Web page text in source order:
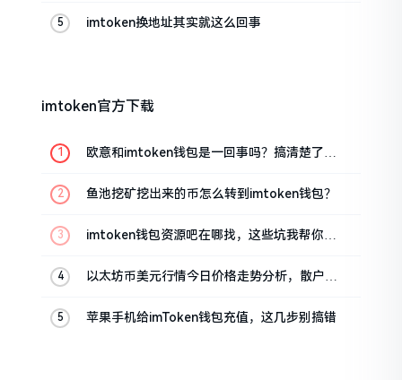
imtoken换地址其实就这么回事
imtoken官方下载
欧意和imtoken钱包是一回事吗？搞清楚了再
鱼池挖矿挖出来的币怎么转到imtoken钱包？
imtoken钱包资源吧在哪找，这些坑我帮你趟
以太坊币美元行情今日价格走势分析，散户如
苹果手机给imToken钱包充值，这几步别搞错